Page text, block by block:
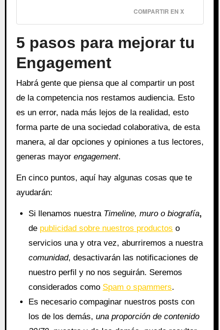
COMPARTIR EN X
5 pasos para mejorar tu
Engagement
Habrá gente que piensa que al compartir un post
de la competencia nos restamos audiencia. Esto
es un error, nada más lejos de la realidad, esto
forma parte de una sociedad colaborativa, de esta
manera, al dar opciones y opiniones a tus lectores,
generas mayor engagement.
En cinco puntos, aquí hay algunas cosas que te
ayudarán:
Si llenamos nuestra Timeline, muro o biografía,
de publicidad sobre nuestros productos o
servicios una y otra vez, aburriremos a nuestra
comunidad, desactivarán las notificaciones de
nuestro perfil y no nos seguirán. Seremos
considerados como Spam o spammers.
Es necesario compaginar nuestros posts con
los de los demás,una proporción de contenido